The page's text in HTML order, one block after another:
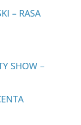
– RASA
SHOW –